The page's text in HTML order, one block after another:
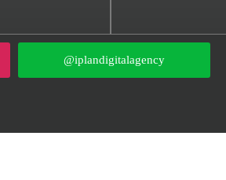
@iplandigitalagency